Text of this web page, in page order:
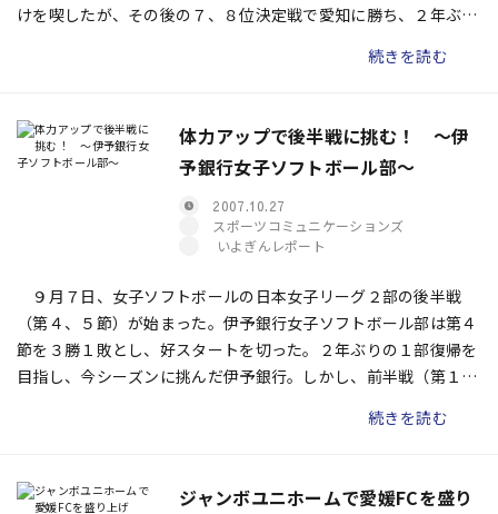
けを喫したが、その後の７、８位決定戦で愛知に勝ち、２年ぶり
さらに上を目指す二人に３日間にわたる熱戦を振り返ってもらっ
続きを読む
体力アップで後半戦に挑む！ 〜伊
予銀行女子ソフトボール部〜
2007.10.27
スポーツコミュニケーションズ
いよぎんレポート
９月７日、女子ソフトボールの日本女子リーグ２部の後半戦
（第４、５節）が始まった。伊予銀行女子ソフトボール部は第４
節を３勝１敗とし、好スタートを切った。２年ぶりの１部復帰を
目指し、今シーズンに挑んだ伊予銀行。しかし、前半戦（第１〜
半戦までの約３カ月間、どのようにチームの立て直しを図ったの
続きを読む
ジャンボユニホームで愛媛FCを盛り